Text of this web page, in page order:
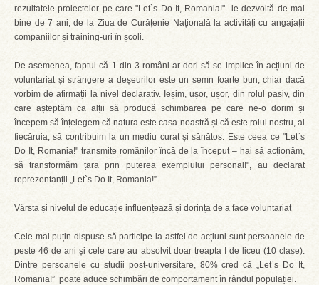
rezultatele proiectelor pe care "Let`s Do It, Romania!" le dezvoltă de mai
bine de 7 ani, de la Ziua de Curățenie Națională la activități cu angajații
companiilor și training-uri în școli.
De asemenea, faptul că 1 din 3 români ar dori să se implice în acțiuni de
voluntariat și strângere a deșeurilor este un semn foarte bun, chiar dacă
vorbim de afirmații la nivel declarativ. Ieșim, ușor, ușor, din rolul pasiv, din
care așteptăm ca alții să producă schimbarea pe care ne-o dorim și
începem să înțelegem că natura este casa noastră și că este rolul nostru, al
fiecăruia, să contribuim la un mediu curat și sănătos. Este ceea ce "Let`s
Do It, Romania!" transmite românilor încă de la început – hai să acționăm,
să transformăm țara prin puterea exemplului personal!", au declarat
reprezentanții „Let`s Do It, Romania!” .
Vârsta și nivelul de educație influențează și dorința de a face voluntariat
Cele mai puțin dispuse să participe la astfel de acțiuni sunt persoanele de
peste 46 de ani și cele care au absolvit doar treapta I de liceu (10 clase).
Dintre persoanele cu studii post-universitare, 80% cred că „Let`s Do It,
Romania!” poate aduce schimbări de comportament în rândul populației.